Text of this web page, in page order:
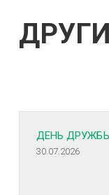
ДЕНЬ
30.07.2026